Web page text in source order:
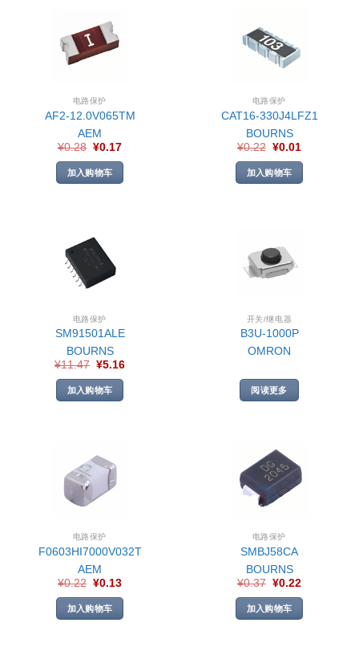
电路保护
AF2-12.0V065TM
AEM
¥0.28 ¥0.17
加入购物车
电路保护
CAT16-330J4LFZ1
BOURNS
¥0.22 ¥0.01
加入购物车
电路保护
SM91501ALE
BOURNS
¥11.47 ¥5.16
加入购物车
开关/继电器
B3U-1000P
OMRON
阅读更多
电路保护
F0603HI7000V032T
AEM
¥0.22 ¥0.13
加入购物车
电路保护
SMBJ58CA
BOURNS
¥0.37 ¥0.22
加入购物车